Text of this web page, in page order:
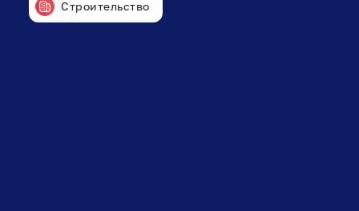
Строительство